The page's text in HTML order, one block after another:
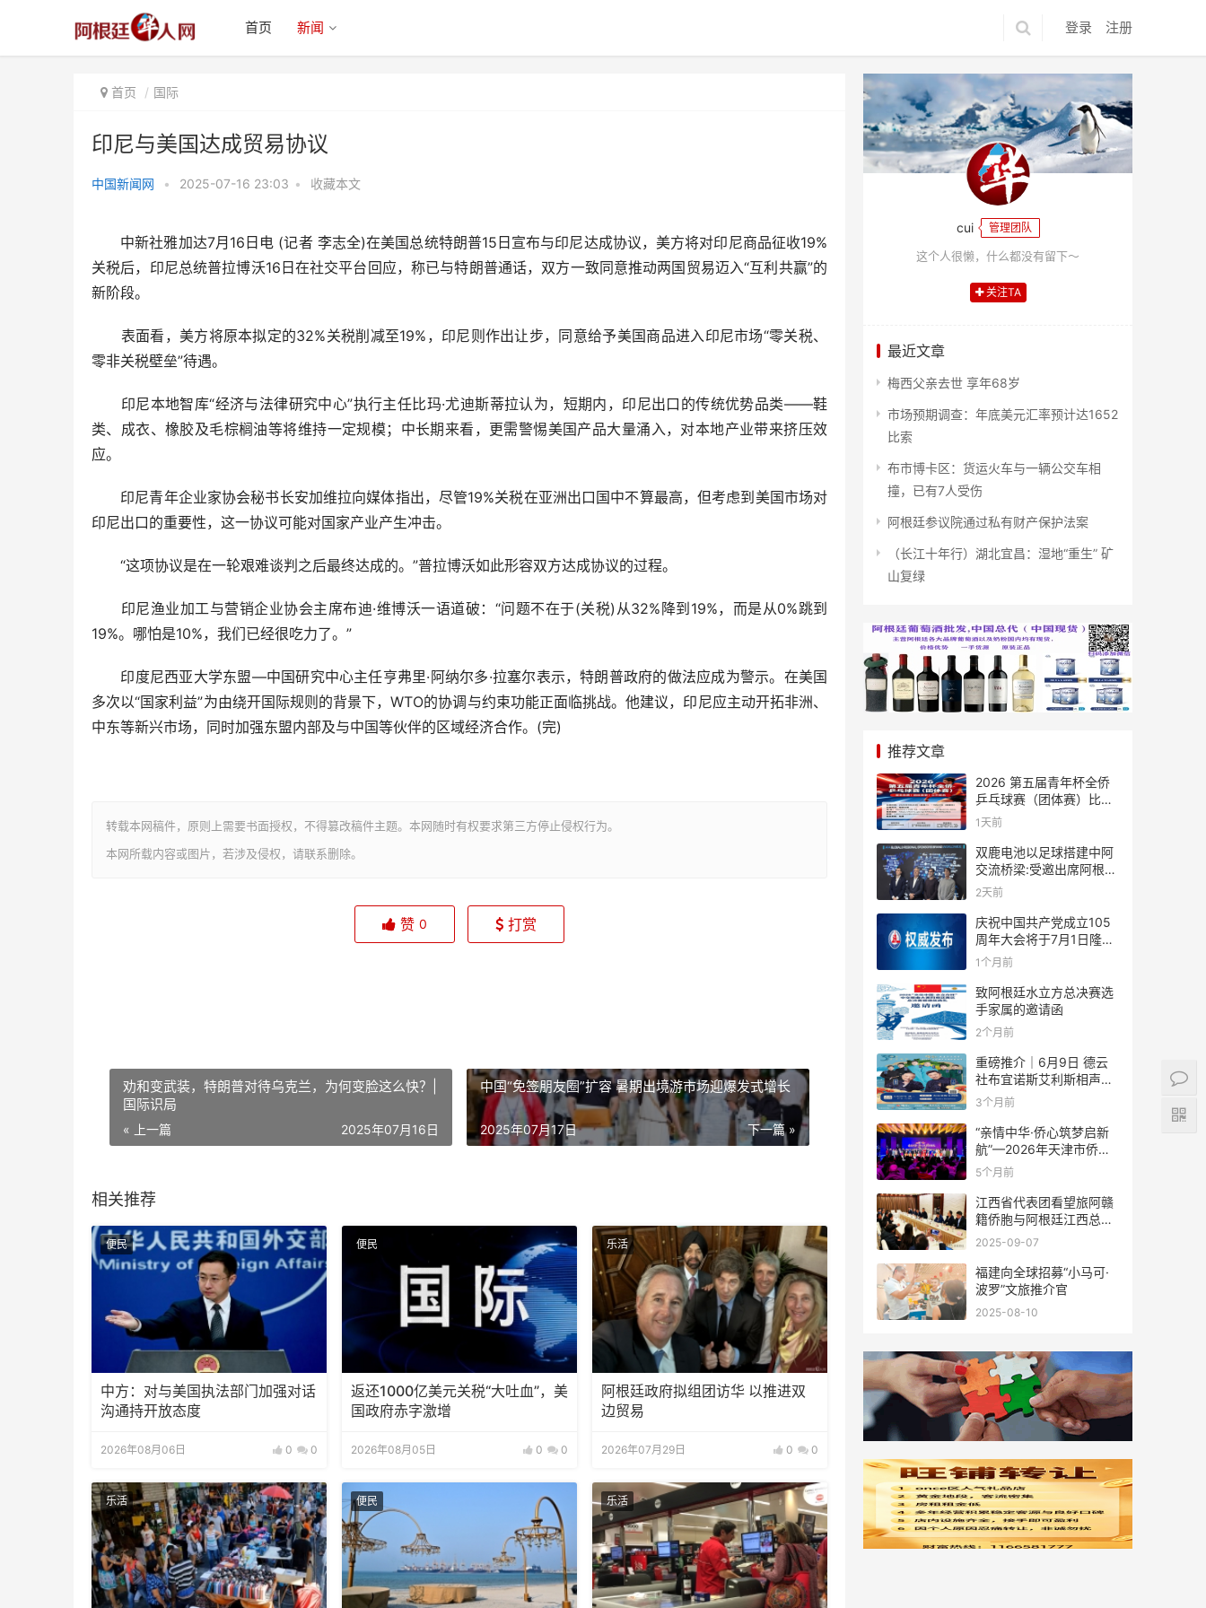
登录 注册
首页 新闻
首页 国际
印尼与美国达成贸易协议
中国新闻网 • 2025-07-16 23:03 • 收藏本文
中新社雅加达7月16日电 (记者 李志全)在美国总统特朗普15日宣布与印尼达成协议，美方将对印尼商品征收19%
关税后，印尼总统普拉博沃16日在社交平台回应，称已与特朗普通话，双方一致同意推动两国贸易迈入“互利共赢”的
新阶段。
表面看，美方将原本拟定的32%关税削减至19%，印尼则作出让步，同意给予美国商品进入印尼市场“零关税、
零非关税壁垒”待遇。
印尼本地智库“经济与法律研究中心”执行主任比玛·尤迪斯蒂拉认为，短期内，印尼出口的传统优势品类——鞋
类、成衣、橡胶及毛棕榈油等将维持一定规模；中长期来看，更需警惕美国产品大量涌入，对本地产业带来挤压效
应。
印尼青年企业家协会秘书长安加维拉向媒体指出，尽管19%关税在亚洲出口国中不算最高，但考虑到美国市场对
印尼出口的重要性，这一协议可能对国家产业产生冲击。
“这项协议是在一轮艰难谈判之后最终达成的。”普拉博沃如此形容双方达成协议的过程。
印尼渔业加工与营销企业协会主席布迪·维博沃一语道破：“问题不在于(关税)从32%降到19%，而是从0%跳到
19%。哪怕是10%，我们已经很吃力了。”
印度尼西亚大学东盟—中国研究中心主任亨弗里·阿纳尔多·拉塞尔表示，特朗普政府的做法应成为警示。在美国
多次以“国家利益”为由绕开国际规则的背景下，WTO的协调与约束功能正面临挑战。他建议，印尼应主动开拓非洲、
中东等新兴市场，同时加强东盟内部及与中国等伙伴的区域经济合作。(完)
转载本网稿件，原则上需要书面授权，不得篡改稿件主题。本网随时有权要求第三方停止侵权行为。
本网所载内容或图片，若涉及侵权，请联系删除。
赞 0 打赏
劝和变武装，特朗普对待乌克兰，为何变脸这么快？|
国际识局
« 上一篇 2025年07月16日
中国“免签朋友圈”扩容 暑期出境游市场迎爆发式增长
下一篇 »
2025年07月17日
相关推荐
便民
中方：对与美国执法部门加强对话
沟通持开放态度
2026年08月06日 0 0
便民
返还1000亿美元关税“大吐血”，美
国政府赤字激增
2026年08月05日 0 0
乐活
阿根廷政府拟组团访华 以推进双
边贸易
2026年07月29日 0 0
乐活 便民 乐活
cui 管理团队
这个人很懒，什么都没有留下～
关注TA
最近文章
梅西父亲去世 享年68岁
市场预期调查：年底美元汇率预计达1652
比索
布市博卡区：货运火车与一辆公交车相
撞，已有7人受伤
阿根廷参议院通过私有财产保护法案
（长江十年行）湖北宜昌：湿地“重生” 矿
山复绿
推荐文章
2026 第五届青年杯全侨
乒乓球赛（团体赛）比赛
规则
1天前
双鹿电池以足球搭建中阿
交流桥梁:受邀出席阿根廷
足协赞助商招待会！
2天前
庆祝中国共产党成立105
周年大会将于7月1日隆重
举行
1个月前
致阿根廷水立方总决赛选
手家属的邀请函
2个月前
重磅推介｜6月9日 德云
社布宜诺斯艾利斯相声专
场！国风曲艺邂逅南美风
结！
3个月前
“亲情中华·侨心筑梦启新
航”—2026年天津市侨界
新春联谊活动成功举办
5个月前
江西省代表团看望旅阿赣
籍侨胞与阿根廷江西总商
会座谈
2025-09-07
福建向全球招募“小马可·
波罗”文旅推介官
2025-08-10